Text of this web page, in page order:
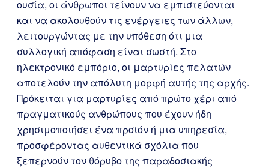
ουσία, οι άνθρωποι τείνουν να εμπιστεύονται
και να ακολουθούν τις ενέργειες των άλλων,
λειτουργώντας με την υπόθεση ότι μια
συλλογική απόφαση είναι σωστή. Στο
ηλεκτρονικό εμπόριο, οι μαρτυρίες πελατών
αποτελούν την απόλυτη μορφή αυτής της αρχής.
Πρόκειται για μαρτυρίες από πρώτο χέρι από
πραγματικούς ανθρώπους που έχουν ήδη
χρησιμοποιήσει ένα προϊόν ή μια υπηρεσία,
προσφέροντας αυθεντικά σχόλια που
ξεπερνούν τον θόρυβο της παραδοσιακής